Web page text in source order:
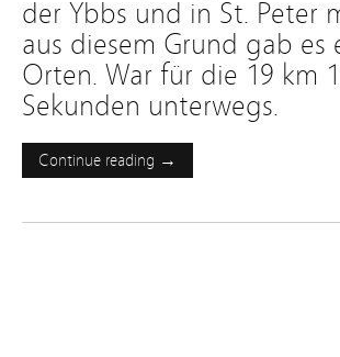
der Ybbs und in St. Peter
aus diesem Grund gab
Orten. War für die 19 km
Sekunden unterwegs.
Continue reading →